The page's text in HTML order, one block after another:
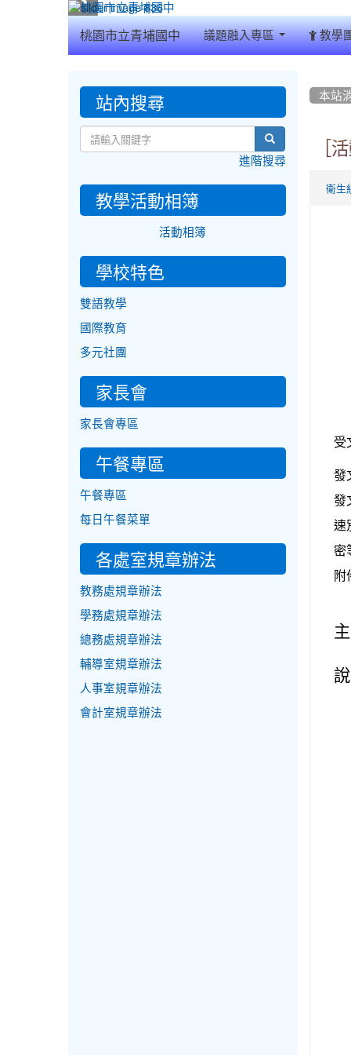
桃園市立青埔國中 議題融入專區 教學
本站
［
衛生
受
發
發
速
密
附
::: 站內搜尋
search
進階搜尋
教學活動相簿
活動相簿
學校特色
雙語教學
國際教育
多元社團
家長會
家長會專區
午餐專區
午餐專區
每日午餐菜單
各處室規章辦法
教務處規章辦法
學務處規章辦法
總務處規章辦法
輔導室規章辦法
人事室規章辦法
會計室規章辦法